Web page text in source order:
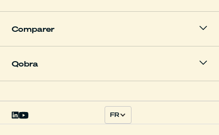
Comparer
Qobra
FR